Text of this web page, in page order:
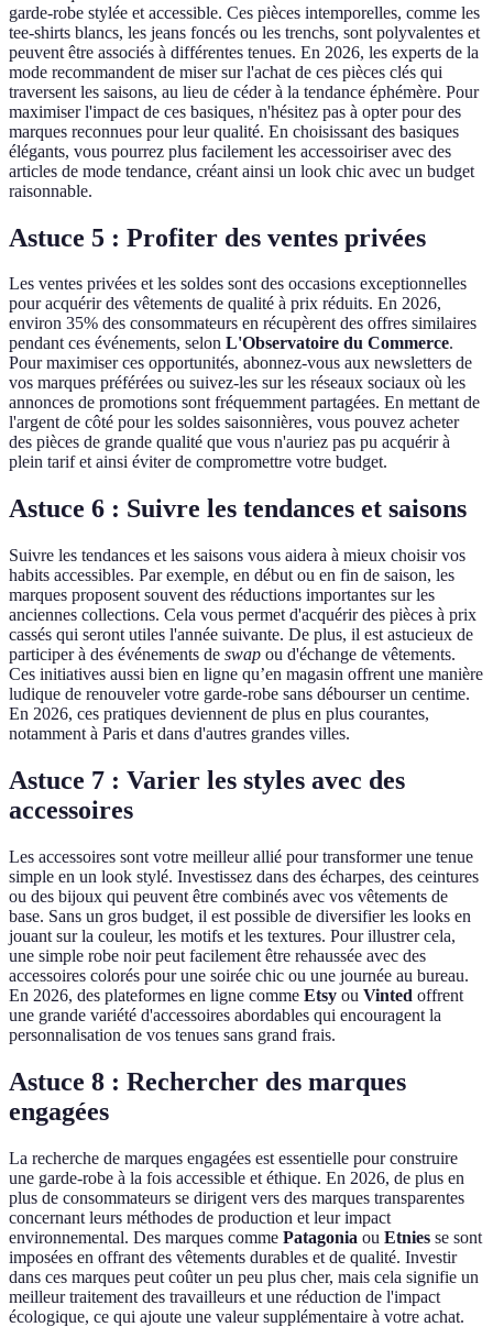
garde-robe stylée et accessible. Ces pièces intemporelles, comme les
tee-shirts blancs, les jeans foncés ou les trenchs, sont polyvalentes et
peuvent être associés à différentes tenues. En 2026, les experts de la
mode recommandent de miser sur l'achat de ces pièces clés qui
traversent les saisons, au lieu de céder à la tendance éphémère. Pour
maximiser l'impact de ces basiques, n'hésitez pas à opter pour des
marques reconnues pour leur qualité. En choisissant des basiques
élégants, vous pourrez plus facilement les accessoiriser avec des
articles de mode tendance, créant ainsi un look chic avec un budget
raisonnable.
Astuce 5 : Profiter des ventes privées
Les ventes privées et les soldes sont des occasions exceptionnelles
pour acquérir des vêtements de qualité à prix réduits. En 2026,
environ 35% des consommateurs en récupèrent des offres similaires
pendant ces événements, selon L'Observatoire du Commerce.
Pour maximiser ces opportunités, abonnez-vous aux newsletters de
vos marques préférées ou suivez-les sur les réseaux sociaux où les
annonces de promotions sont fréquemment partagées. En mettant de
l'argent de côté pour les soldes saisonnières, vous pouvez acheter
des pièces de grande qualité que vous n'auriez pas pu acquérir à
plein tarif et ainsi éviter de compromettre votre budget.
Astuce 6 : Suivre les tendances et saisons
Suivre les tendances et les saisons vous aidera à mieux choisir vos
habits accessibles. Par exemple, en début ou en fin de saison, les
marques proposent souvent des réductions importantes sur les
anciennes collections. Cela vous permet d'acquérir des pièces à prix
cassés qui seront utiles l'année suivante. De plus, il est astucieux de
participer à des événements de swap ou d'échange de vêtements.
Ces initiatives aussi bien en ligne qu’en magasin offrent une manière
ludique de renouveler votre garde-robe sans débourser un centime.
En 2026, ces pratiques deviennent de plus en plus courantes,
notamment à Paris et dans d'autres grandes villes.
Astuce 7 : Varier les styles avec des
accessoires
Les accessoires sont votre meilleur allié pour transformer une tenue
simple en un look stylé. Investissez dans des écharpes, des ceintures
ou des bijoux qui peuvent être combinés avec vos vêtements de
base. Sans un gros budget, il est possible de diversifier les looks en
jouant sur la couleur, les motifs et les textures. Pour illustrer cela,
une simple robe noir peut facilement être rehaussée avec des
accessoires colorés pour une soirée chic ou une journée au bureau.
En 2026, des plateformes en ligne comme Etsy ou Vinted offrent
une grande variété d'accessoires abordables qui encouragent la
personnalisation de vos tenues sans grand frais.
Astuce 8 : Rechercher des marques
engagées
La recherche de marques engagées est essentielle pour construire
une garde-robe à la fois accessible et éthique. En 2026, de plus en
plus de consommateurs se dirigent vers des marques transparentes
concernant leurs méthodes de production et leur impact
environnemental. Des marques comme Patagonia ou Etnies se sont
imposées en offrant des vêtements durables et de qualité. Investir
dans ces marques peut coûter un peu plus cher, mais cela signifie un
meilleur traitement des travailleurs et une réduction de l'impact
écologique, ce qui ajoute une valeur supplémentaire à votre achat.